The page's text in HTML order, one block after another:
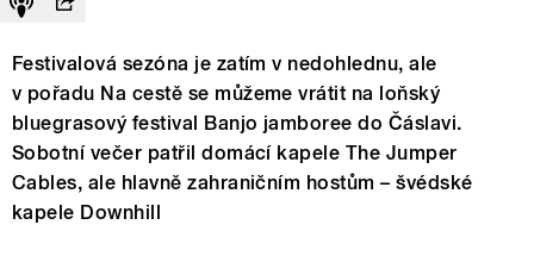
Festivalová sezóna je zatím v nedohlednu, ale
v pořadu Na cestě se můžeme vrátit na loňský
bluegrasový festival Banjo jamboree do Čáslavi.
Sobotní večer patřil domácí kapele The Jumper
Cables, ale hlavně zahraničním hostům – švédské
kapele Downhill